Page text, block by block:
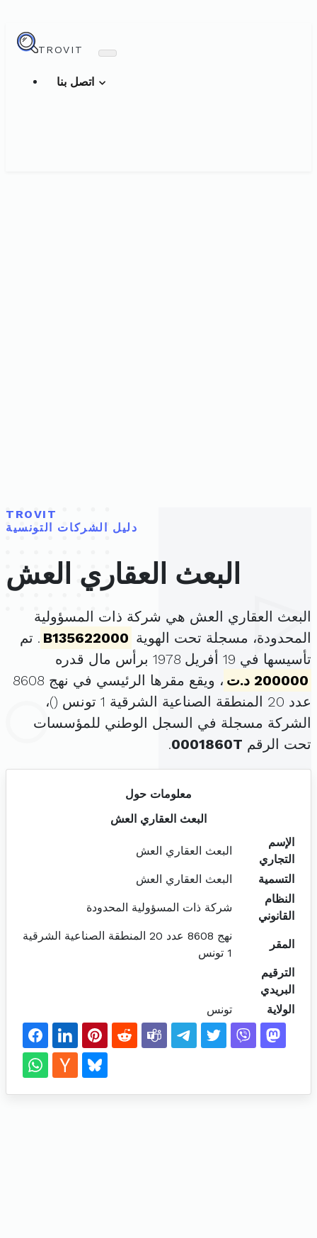
TROVIT
TROVIT
دليل الشركات التونسية
البعث العقاري العش
البعث العقاري العش هي شركة ذات المسؤولية
المحدودة، مسجلة تحت الهوية B135622000 . تم
تأسيسها في 19 أفريل 1978 برأس مال قدره
200000 د.ت
، ويقع مقرها الرئيسي في نهج 8608
عدد 20 المنطقة الصناعية الشرقية 1 تونس (
)،
الشركة مسجلة في السجل الوطني للمؤسسات
تحت الرقم 0001860T
.
معلومات حول
البعث العقاري العش
الإسم
التجاري
البعث العقاري العش
التسمية
البعث العقاري العش
النظام
القانوني
شركة ذات المسؤولية المحدودة
المقر
نهج 8608 عدد 20 المنطقة الصناعية الشرقية
1 تونس
الترقيم
البريدي
الولاية
تونس